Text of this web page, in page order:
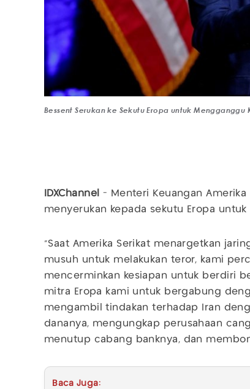
Bessent Serukan ke Sekutu Eropa untuk Mengganggu
IDXChannel - Menteri Keuangan Amerika
menyerukan kepada sekutu Eropa
“Saat Amerika Serikat menargetkan
musuh untuk melakukan teror, kami
mencerminkan kesiapan untuk berdiri
mitra Eropa kami untuk bergabung
mengambil tindakan terhadap Iran
dananya, mengungkap perusahaan
menutup cabang banknya, dan
Baca Juga: